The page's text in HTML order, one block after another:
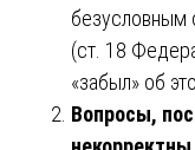
безусловным
(ст. 18
«забыл» об
Вопросы,